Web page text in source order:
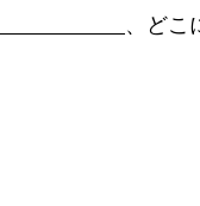
、どこ